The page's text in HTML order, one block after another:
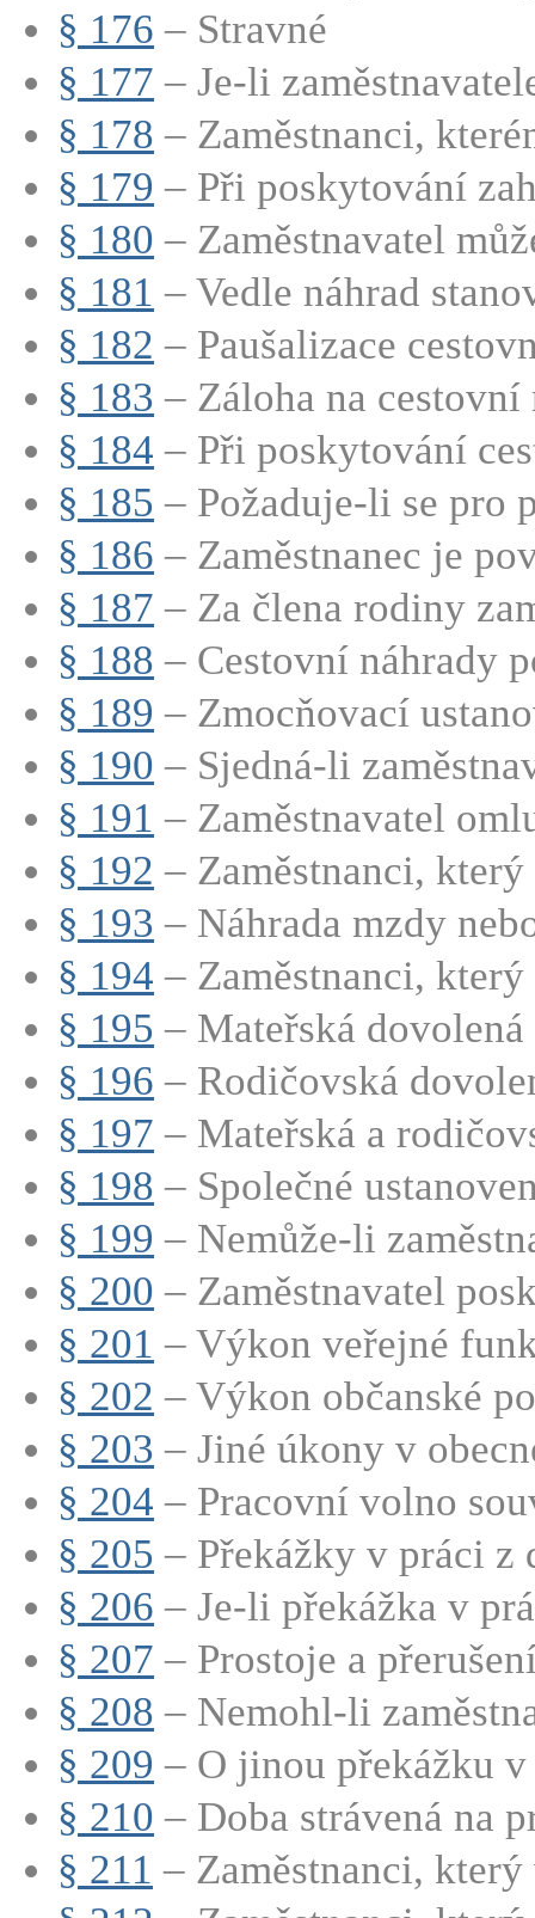
§ 176 – Stravné
§ 177 – Je-li
§ 178 – Zaměstnanci,
§ 179 – Při poskytování
§ 180 – Zaměstnavatel
§ 181 – Vedle náhrad
§ 182 – Paušalizace
§ 183 – Záloha na cestovní
§ 184 – Při poskytování
§ 185 – Požaduje-li se pro
§ 186 – Zaměstnanec je
§ 187 – Za člena rodiny
§ 188 – Cestovní náhrady
§ 189 – Zmocňovací
§ 190 – Sjedná-li
§ 191 – Zaměstnavatel
§ 192 – Zaměstnanci,
§ 193 – Náhrada mzdy
§ 194 – Zaměstnanci,
§ 195 – Mateřská dovolená
§ 196 – Rodičovská
§ 197 – Mateřská a
§ 198 – Společné
§ 199 – Nemůže-li
§ 200 – Zaměstnavatel
§ 201 – Výkon veřejné
§ 202 – Výkon občanské
§ 203 – Jiné úkony v
§ 204 – Pracovní volno
§ 205 – Překážky v práci z
§ 206 – Je-li překážka v
§ 207 – Prostoje a
§ 208 – Nemohl-li
§ 209 – O jinou překážku
§ 210 – Doba strávená na
§ 211 – Zaměstnanci,